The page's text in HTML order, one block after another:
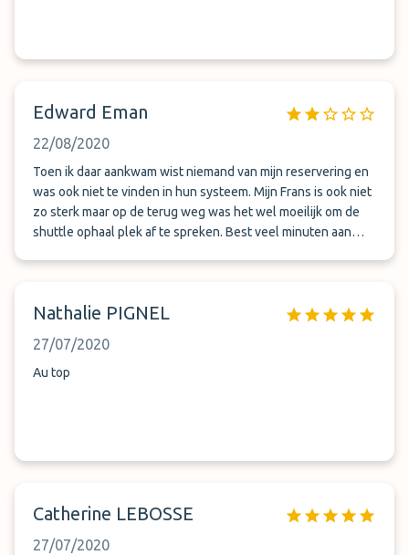
Edward Eman
22/08/2020
Toen ik daar aankwam wist niemand van mijn reservering en
was ook niet te vinden in hun systeem. Mijn Frans is ook niet
zo sterk maar op de terug weg was het wel moeilijk om de
shuttle ophaal plek af te spreken. Best veel minuten aan
Nathalie PIGNEL
27/07/2020
Au top
Catherine LEBOSSE
27/07/2020